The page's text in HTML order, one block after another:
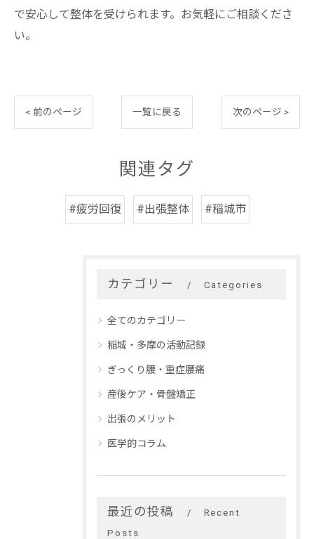
で安心して整体を受けられます。お気軽にご相談くださ
い。
< 前のページ 一覧に戻る 次のページ >
関連タグ
#疲労回復 #出張整体 #稲城市
カテゴリー Categories
全てのカテゴリー
稲城・多摩の活動記録
ぎっくり腰・重症腰痛
産後ケア・骨盤矯正
出張のメリット
医学的コラム
最近の投稿
Recent
Posts